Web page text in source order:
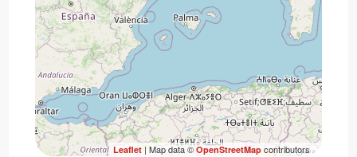
Leaflet| Map data ©OpenStreetMapcontributors